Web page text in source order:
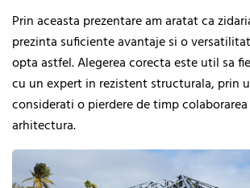
Prin aceasta prezentare am aratat ca
prezinta suficiente avantaje si o
opta astfel. Alegerea corecta este util sa
cu un expert in rezistent structurala, prin
considerati o pierdere de timp
arhitectura.